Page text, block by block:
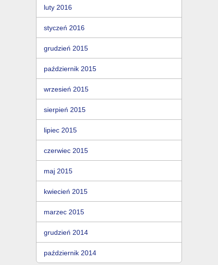
luty 2016
styczeń 2016
grudzień 2015
październik 2015
wrzesień 2015
sierpień 2015
lipiec 2015
czerwiec 2015
maj 2015
kwiecień 2015
marzec 2015
grudzień 2014
październik 2014